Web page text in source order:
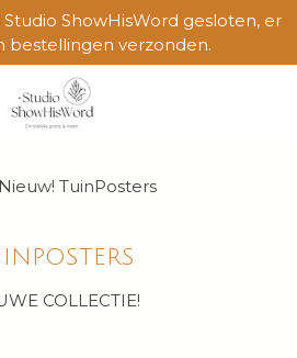
ShowHisWord gesloten, er
bestellingen verzonden.
Nieuw! TuinPosters
COLLECTIE!